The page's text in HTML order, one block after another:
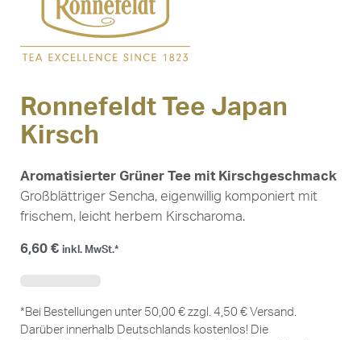
Ronnefeldt Tee Japan
Kirsch
Aromatisierter Grüner Tee mit Kirschgeschmack
Großblättriger Sencha, eigenwillig komponiert mit
frischem, leicht herbem Kirscharoma.
6,60 € inkl. MwSt.*
*Bei Bestellungen unter 50,00 € zzgl. 4,50 € Versand.
Darüber innerhalb Deutschlands kostenlos! Die